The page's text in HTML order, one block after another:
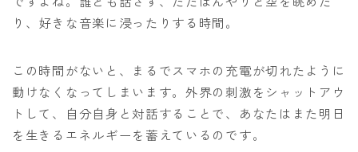
り、好きな音楽に浸ったりする時間。
この時間がないと、まるでスマホの充電が切れたように
動けなくなってしまいます。外界の刺激をシャットアウ
トして、自分自身と対話することで、あなたはまた明日
を生きるエネルギーを蓄えているのです。